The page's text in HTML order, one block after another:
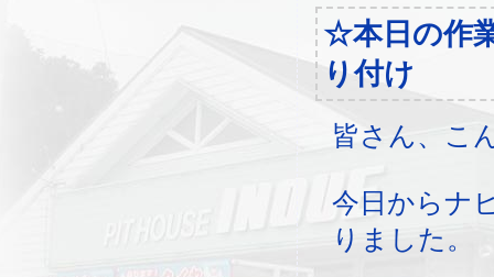
☆本日の作
り付け
皆さん、こ
今日からナ
りました。